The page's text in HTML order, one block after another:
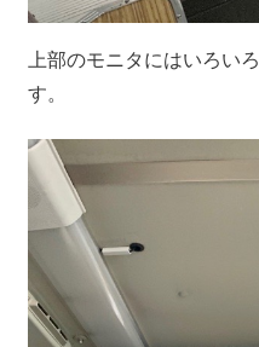
上部のモニタにはいろい
す。